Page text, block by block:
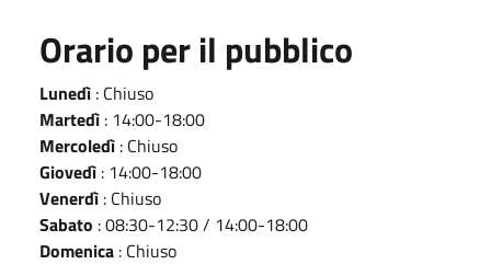
Orario per il pubblico
Lunedì : Chiuso
Martedì : 14:00-18:00
Mercoledì : Chiuso
Giovedì : 14:00-18:00
Venerdì : Chiuso
Sabato : 08:30-12:30 / 14:00-18:00
Domenica : Chiuso